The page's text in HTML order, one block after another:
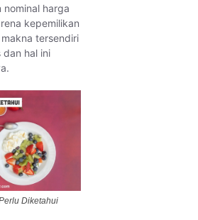
nominal harga
kepemilikan
tersendiri
dan hal ini
Diketahui